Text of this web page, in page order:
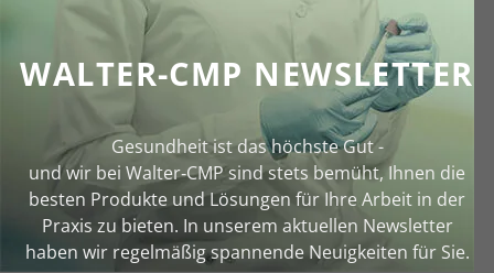
WALTER-CMP NEWSLETTER
Gesundheit ist das höchste Gut -
und wir bei Walter‑CMP sind stets bemüht, Ihnen die
besten Produkte und Lösungen für Ihre Arbeit in der
Praxis zu bieten. In unserem aktuellen Newsletter
haben wir regelmäßig spannende Neuigkeiten für Sie.